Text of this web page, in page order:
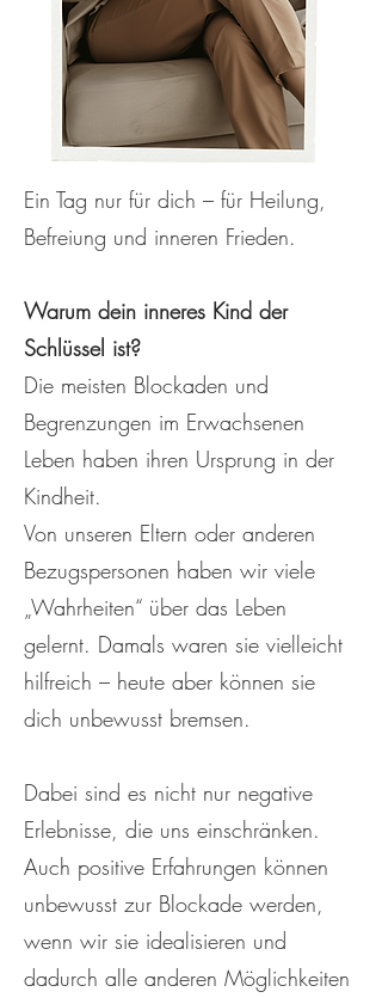
Ein Tag nur für dich – für Heilung,
Befreiung und inneren Frieden.
Warum dein inneres Kind der
Schlüssel ist?
Die meisten Blockaden und
Begrenzungen im Erwachsenen
Leben haben ihren Ursprung in der
Kindheit.
Von unseren Eltern oder anderen
Bezugspersonen haben wir viele
„Wahrheiten“ über das Leben
gelernt. Damals waren sie vielleicht
hilfreich – heute aber können sie
dich unbewusst bremsen.
Dabei sind es nicht nur negative
Erlebnisse, die uns einschränken.
Auch positive Erfahrungen können
unbewusst zur Blockade werden,
wenn wir sie idealisieren und
dadurch alle anderen Möglichkeiten